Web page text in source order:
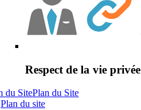
Respect de la vie privée
Plan du Site
Plan du site